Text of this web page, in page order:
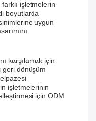
işletmelerin
boyutlarda
uygun
karşılamak için
geri dönüşüm
işletmelerinin
için ODM